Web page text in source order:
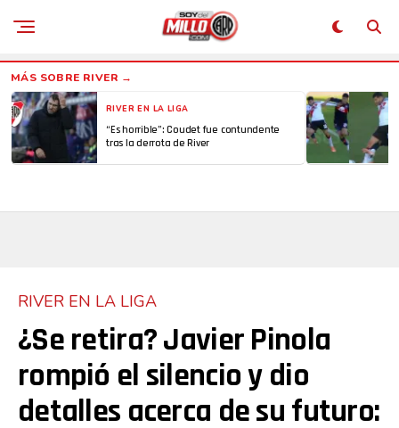
RIVER EN LA LIGA
“Es horrible”: Coudet fue contundente
tras la derrota de River
RIVER EN LA LIGA
¿Se retira? Javier Pinola
rompió el silencio y dio
detalles acerca de su futuro: